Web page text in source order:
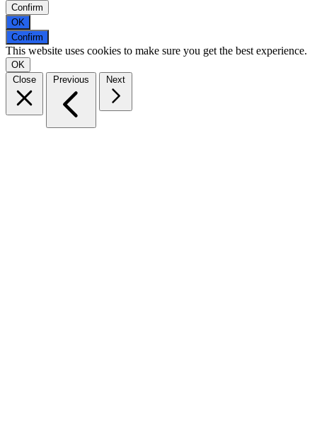
Confirm
OK
Confirm
This website uses cookies to make sure you get the best experience.
OK
Close
Previous Next